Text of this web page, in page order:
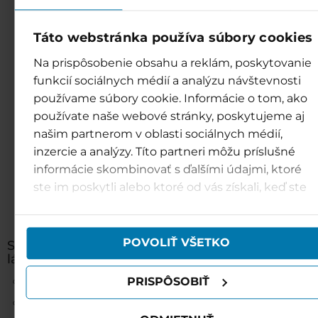
Táto webstránka používa súbory cookies
Na prispôsobenie obsahu a reklám, poskytovanie
funkcií sociálnych médií a analýzu návštevnosti
používame súbory cookie. Informácie o tom, ako
používate naše webové stránky, poskytujeme aj
našim partnerom v oblasti sociálnych médií,
inzercie a analýzy. Títo partneri môžu príslušné
informácie skombinovať s ďalšími údajmi, ktoré
ste im poskytli alebo ktoré od vás získali, keď ste
POVOLIŤ VŠETKO
PRISPÔSOBIŤ
Speciálně označené sběrné nádoby na vratné
láhve ve Vodním parku Bešeňová naleznete:
u hlavních pokladen
u restaurace Bistro